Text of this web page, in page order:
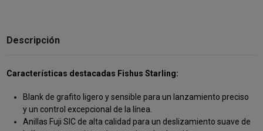
Descripción
Características destacadas Fishus Starling:
Blank de grafito ligero y sensible para un lanzamiento preciso
y un control excepcional de la línea.
Anillas Fuji SIC de alta calidad para un deslizamiento suave de